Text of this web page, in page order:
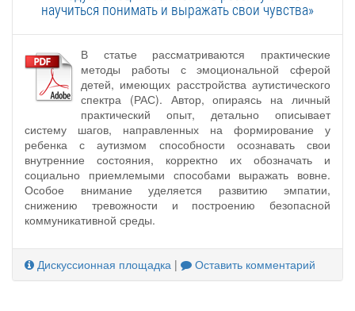
научиться понимать и выражать свои чувства»
В статье рассматриваются практические
методы работы с эмоциональной сферой
детей, имеющих расстройства аутистического
спектра (РАС). Автор, опираясь на личный
практический опыт, детально описывает
систему шагов, направленных на формирование у
ребенка с аутизмом способности осознавать свои
внутренние состояния, корректно их обозначать и
социально приемлемыми способами выражать вовне.
Особое внимание уделяется развитию эмпатии,
снижению тревожности и построению безопасной
коммуникативной среды.
Дискуссионная площадка | Оставить комментарий